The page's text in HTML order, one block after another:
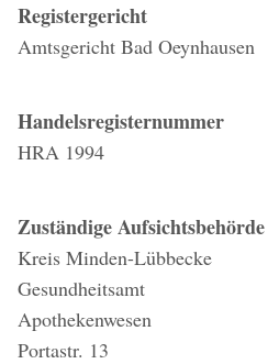
Registergericht
Amtsgericht Bad Oeynhausen
Handelsregisternummer
HRA 1994
Zuständige Aufsichtsbehörde
Kreis Minden-Lübbecke
Gesundheitsamt
Apothekenwesen
Portastr. 13